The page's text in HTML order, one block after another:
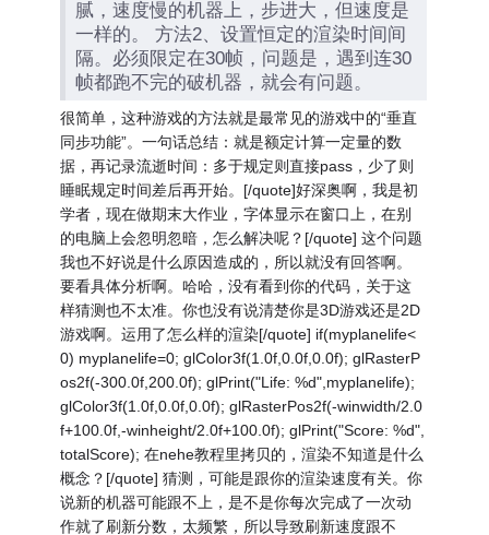
腻，速度慢的机器上，步进大，但速度是
一样的。 方法2、设置恒定的渲染时间间
隔。必须限定在30帧，问题是，遇到连30
帧都跑不完的破机器，就会有问题。
很简单，这种游戏的方法就是最常见的游戏中的“垂直
同步功能”。一句话总结：就是额定计算一定量的数
据，再记录流逝时间：多于规定则直接pass，少了则
睡眠规定时间差后再开始。[/quote]好深奥啊，我是初
学者，现在做期末大作业，字体显示在窗口上，在别
的电脑上会忽明忽暗，怎么解决呢？[/quote] 这个问题
我也不好说是什么原因造成的，所以就没有回答啊。
要看具体分析啊。哈哈，没有看到你的代码，关于这
样猜测也不太准。你也没有说清楚你是3D游戏还是2D
游戏啊。运用了怎么样的渲染[/quote] if(myplanelife<
0) myplanelife=0; glColor3f(1.0f,0.0f,0.0f); glRasterP
os2f(-300.0f,200.0f); glPrint("Life: %d",myplanelife);
glColor3f(1.0f,0.0f,0.0f); glRasterPos2f(-winwidth/2.0
f+100.0f,-winheight/2.0f+100.0f); glPrint("Score: %d",
totalScore); 在nehe教程里拷贝的，渲染不知道是什么
概念？[/quote] 猜测，可能是跟你的渲染速度有关。你
说新的机器可能跟不上，是不是你每次完成了一次动
作就了刷新分数，太频繁，所以导致刷新速度跟不